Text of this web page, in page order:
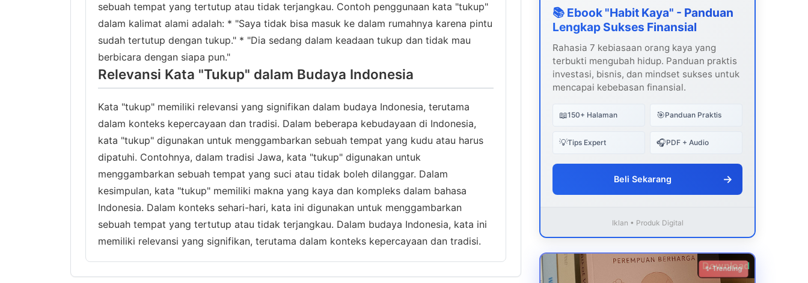
sebuah tempat yang tertutup atau tidak terjangkau. Contoh penggunaan kata "tukup"
dalam kalimat alami adalah: * "Saya tidak bisa masuk ke dalam rumahnya karena pintu
sudah tertutup dengan tukup." * "Dia sedang dalam keadaan tukup dan tidak mau
berbicara dengan siapa pun."
Relevansi Kata "Tukup" dalam Budaya Indonesia
Kata "tukup" memiliki relevansi yang signifikan dalam budaya Indonesia, terutama
dalam konteks kepercayaan dan tradisi. Dalam beberapa kebudayaan di Indonesia,
kata "tukup" digunakan untuk menggambarkan sebuah tempat yang kudu atau harus
dipatuhi. Contohnya, dalam tradisi Jawa, kata "tukup" digunakan untuk
menggambarkan sebuah tempat yang suci atau tidak boleh dilanggar. Dalam
kesimpulan, kata "tukup" memiliki makna yang kaya dan kompleks dalam bahasa
Indonesia. Dalam konteks sehari-hari, kata ini digunakan untuk menggambarkan
sebuah tempat yang tertutup atau tidak terjangkau. Dalam budaya Indonesia, kata ini
memiliki relevansi yang signifikan, terutama dalam konteks kepercayaan dan tradisi.
📚 Ebook "Habit Kaya" - Panduan
Lengkap Sukses Finansial
Rahasia 7 kebiasaan orang kaya yang
terbukti mengubah hidup. Panduan praktis
investasi, bisnis, dan mindset sukses untuk
mencapai kebebasan finansial.
📖150+ Halaman 🎯Panduan Praktis
💡Tips Expert 🎧PDF + Audio
Beli Sekarang →
Iklan • Produk Digital
Download
✨ Trending